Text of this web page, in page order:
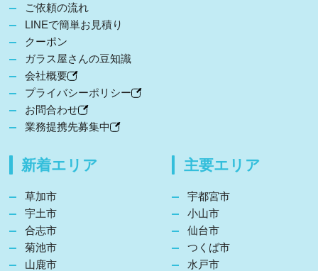
ご依頼の流れ
LINEで簡単お見積り
クーポン
ガラス屋さんの豆知識
会社概要
プライバシーポリシー
お問合わせ
業務提携先募集中
新着エリア
草加市
宇土市
合志市
菊池市
山鹿市
主要エリア
宇都宮市
小山市
仙台市
つくば市
水戸市